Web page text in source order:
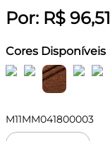
Por: R$ 96,51
Cores Disponíveis
M11MM041800003